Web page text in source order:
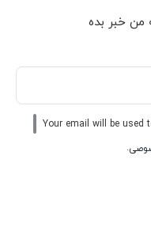
خبر بده
Your email will be used
.